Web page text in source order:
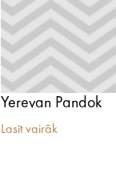
Yerevan Pandok
Lasīt vairāk